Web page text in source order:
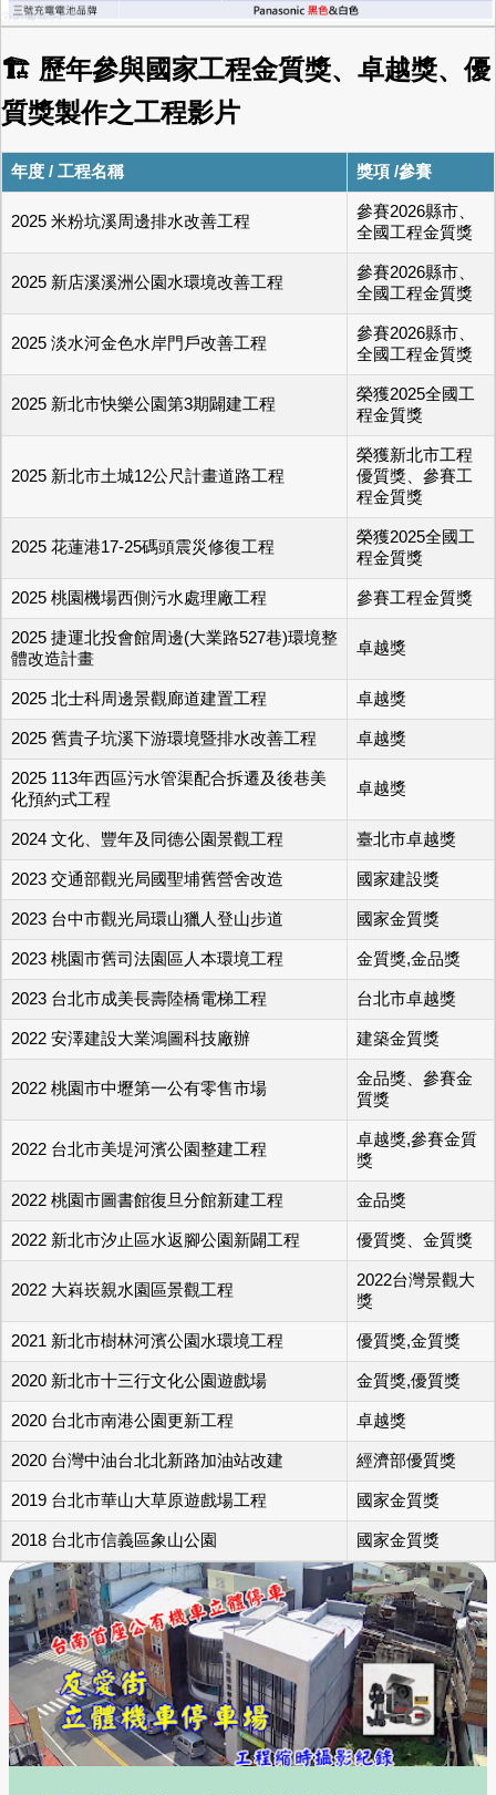
🏗 歷年參與國家工程金質獎、卓越獎、優
質獎製作之工程影片
年度 / 工程名稱 獎項 /參賽
2025 米粉坑溪周邊排水改善工程
參賽2026縣市、
全國工程金質獎
2025 新店溪溪洲公園水環境改善工程
參賽2026縣市、
全國工程金質獎
2025 淡水河金色水岸門戶改善工程
參賽2026縣市、
全國工程金質獎
2025 新北市快樂公園第3期闢建工程
榮獲2025全國工
程金質獎
2025 新北市土城12公尺計畫道路工程
榮獲新北市工程
優質獎、參賽工
程金質獎
2025 花蓮港17-25碼頭震災修復工程
榮獲2025全國工
程金質獎
2025 桃園機場西側污水處理廠工程 參賽工程金質獎
2025 捷運北投會館周邊(大業路527巷)環境整
體改造計畫
卓越獎
2025 北士科周邊景觀廊道建置工程 卓越獎
2025 舊貴子坑溪下游環境暨排水改善工程 卓越獎
2025 113年西區污水管渠配合拆遷及後巷美
化預約式工程
卓越獎
2024 文化、豐年及同德公園景觀工程 臺北市卓越獎
2023 交通部觀光局國聖埔舊營舍改造 國家建設獎
2023 台中市觀光局環山獵人登山步道 國家金質獎
2023 桃園市舊司法園區人本環境工程 金質獎,金品獎
2023 台北市成美長壽陸橋電梯工程 台北市卓越獎
2022 安澤建設大業鴻圖科技廠辦 建築金質獎
2022 桃園市中壢第一公有零售市場
金品獎、參賽金
質獎
2022 台北市美堤河濱公園整建工程
卓越獎,參賽金質
獎
2022 桃園市圖書館復旦分館新建工程 金品獎
2022 新北市汐止區水返腳公園新闢工程 優質獎、金質獎
2022 大嵙崁親水園區景觀工程
2022台灣景觀大
獎
2021 新北市樹林河濱公園水環境工程 優質獎,金質獎
2020 新北市十三行文化公園遊戲場 金質獎,優質獎
2020 台北市南港公園更新工程 卓越獎
2020 台灣中油台北北新路加油站改建 經濟部優質獎
2019 台北市華山大草原遊戲場工程 國家金質獎
2018 台北市信義區象山公園 國家金質獎